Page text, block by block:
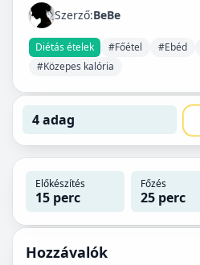
Szerző:BeBe
Diétás ételek #Főétel #Ebéd
#Közepes kalória
4 adag
Előkészítés
15 perc
Főzés
25 perc
Hozzávalók